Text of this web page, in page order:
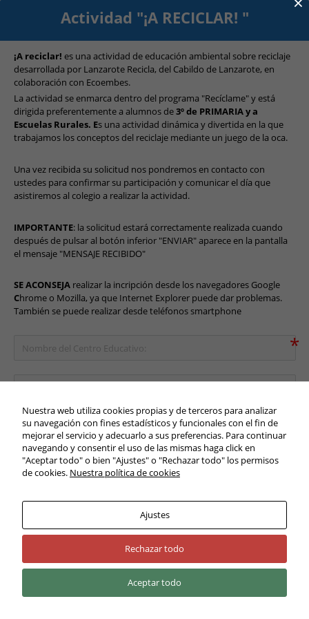
Actividad "¡A RECICLAR! "
¡A reciclar! es una actividad de educación ambiental sobre reciclaje
desarrollada por Lanzarote Recicla, del Cabildo de Lanzarote, en
colaboración con Ecoembes.
La actividad se enmarca dentro del programa "Recíclame" y está
dirigida preferentemente a alumnos de 3º de PRIMARIA y a
Escuelas Rurales. Es una actividad dinámica y divertida en la que
trabajamos los conceptos del reciclaje mediante un juego de la oca.
Una vez recibida su solicitud nos pondremos en contacto con
ustedes para confirmar su participación y comunicar el día que
asistiremos al colegio a realizar la actividad.
IMPORTANTE: la solicitud estará correctamente realizada cuando
después de pulsar al botón inferior "ENVIAR" aparece en la pantalla
el mensaje "MENSAJE RECIBIDO"
SE ACONSEJA
realizar la incripción desde los navegadores Google
Chrome o Mozilla, ya que Internet Explorer puede dar problemas.
También se puede realizar desde teléfonos smartphone
Enviar
Nuestra web utiliza cookies propias y de terceros para analizar
su navegación con fines estadísticos y funcionales con el fin de
mejorar el servicio y adecuarlo a sus preferencias. Para continuar
navegando y consentir el uso de las mismas haga click en
"Aceptar todo" o bien "Ajustes" o "Rechazar todo" los permisos
de cookies. Nuestra política de cookies
Ajustes
Rechazar todo
Aceptar todo